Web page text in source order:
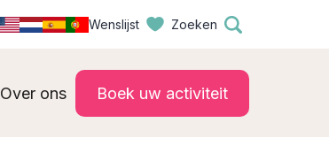
Wenslijst Zoeken
Over ons Boek uw activiteit